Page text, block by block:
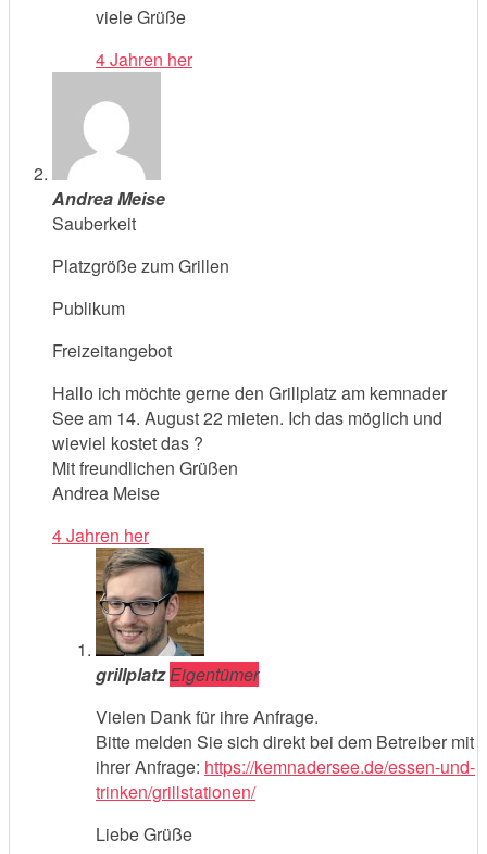
viele Grüße
4 Jahren her
Andrea Meise
Sauberkeit
Platzgröße zum Grillen
Publikum
Freizeitangebot
Hallo ich möchte gerne den Grillplatz am kemnader
See am 14. August 22 mieten. Ich das möglich und
wieviel kostet das ?
Mit freundlichen Grüßen
Andrea Meise
4 Jahren her
grillplatzEigentümer
Vielen Dank für ihre Anfrage.
Bitte melden Sie sich direkt bei dem Betreiber mit
ihrer Anfrage: https://kemnadersee.de/essen-und-
trinken/grillstationen/
Liebe Grüße